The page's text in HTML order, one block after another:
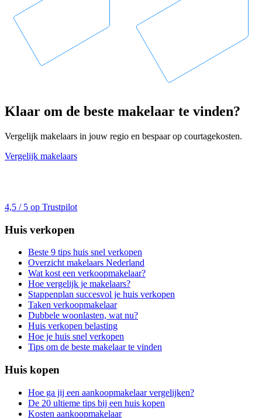
Klaar om de beste makelaar te vinden?
Vergelijk makelaars in jouw regio en bespaar op courtagekosten.
Vergelijk makelaars
4,5 / 5 op Trustpilot
Huis verkopen
Beste 9 tips huis snel verkopen
Overzicht makelaars Nederland
Wat kost een verkoopmakelaar?
Hoe vergelijk je makelaars?
Stappenplan succesvol je huis verkopen
Taken verkoopmakelaar
Dubbele woonlasten, wat nu?
Huis verkopen belasting
Hoe je huis snel verkopen
Tips om de beste makelaar te vinden
Huis kopen
Hoe ga jij een aankoopmakelaar vergelijken?
De 20 ultieme tips bij een huis kopen
Kosten aankoopmakelaar